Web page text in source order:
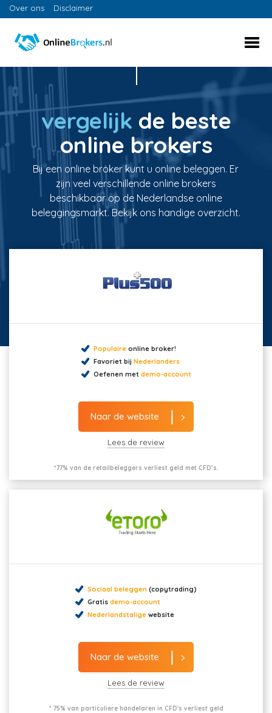
Over ons Disclaimer
vergelijk de beste
online brokers
Bij een online broker kunt u online beleggen. Er
zijn veel verschillende online brokers
beschikbaar op de Nederlandse online
beleggingsmarkt. Bekijk ons handige overzicht.
Populaireonline broker!
Favoriet bij Nederlanders
Oefenen met demo-account
Naar de website
Lees de review
*77% van de retailbeleggers verliest geld met CFD’s.
Sociaal beleggen (copytrading)
Gratis demo-account
Nederlandstalige website
Naar de website
Lees de review
* 75% van particuliere handelaren in CFD's verliest geld